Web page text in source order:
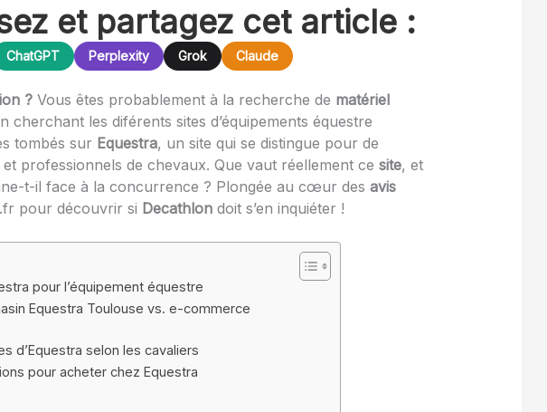
et partagez cet article :
ChatGPT Perplexity Grok Claude
?Vous êtes probablement à la recherche de matériel
cherchant les diférents sites d’équipements équestre
tombés sur Equestra, un site qui se distingue pour de
professionnels de chevaux. Que vaut réellement ce site, et
t-il face à la concurrence ? Plongée au cœur des avis
pour découvrir si Decathlondoit s’en inquiéter !
pour l’équipement équestre
Equestra Toulouse vs. e-commerce
d’Equestra selon les cavaliers
pour acheter chez Equestra